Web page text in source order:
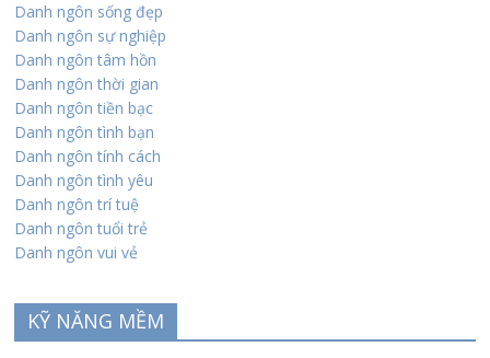
Danh ngôn sống đẹp
Danh ngôn sự nghiệp
Danh ngôn tâm hồn
Danh ngôn thời gian
Danh ngôn tiền bạc
Danh ngôn tình bạn
Danh ngôn tính cách
Danh ngôn tình yêu
Danh ngôn trí tuệ
Danh ngôn tuổi trẻ
Danh ngôn vui vẻ
KỸ NĂNG MỀM